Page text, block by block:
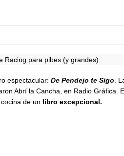
espectacular: De Pendejo te Sigo .
Abrí la Cancha, en Radio Gráfica.
de un libro excepcional.